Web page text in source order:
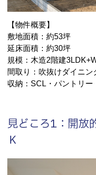
【物件概要】
敷地面積：約53坪
延床面積：約30坪
規模：木造2階建
間取り：吹抜けダイニ
収納：SCL・パントリ
見どころ1：開放
Ｋ